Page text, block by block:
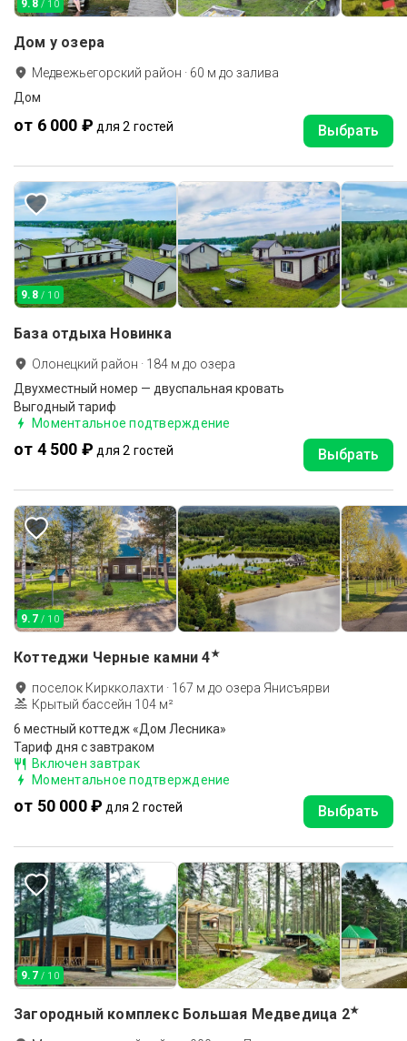
9.8 / 10
Дом у озера
Медвежьегорский район · 60 м до залива
Дом
от 6 000 ₽ для 2 гостей Выбрать
9.8 / 10
База отдыха Новинка
Олонецкий район · 184 м до озера
Двухместный номер — двуспальная кровать
Выгодный тариф
Моментальное подтверждение
от 4 500 ₽ для 2 гостей Выбрать
9.7 / 10
Коттеджи Черные камни 4★
поселок Киркколахти · 167 м до озера Янисъярви
Крытый бассейн 104 м²
6 местный коттедж «Дом Лесника»
Тариф дня с завтраком
Включен завтрак
Моментальное подтверждение
от 50 000 ₽ для 2 гостей Выбрать
9.7 / 10
Загородный комплекс Большая Медведица 2★